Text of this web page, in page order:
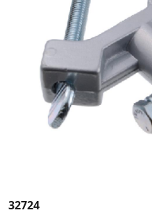
32724